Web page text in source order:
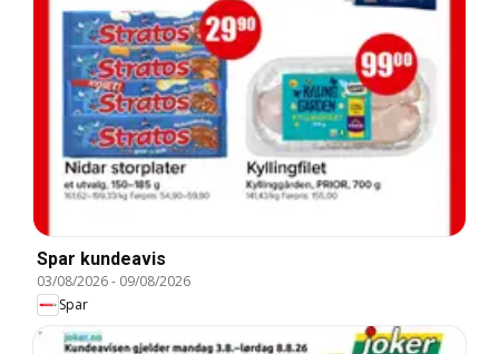
Spar kundeavis
03/08/2026- 09/08/2026
Spar